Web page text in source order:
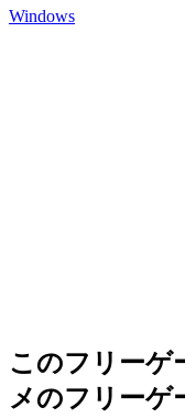
Windows
このフリーゲ
メのフリーゲ